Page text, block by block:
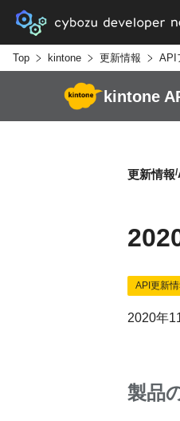
Top kintone 更新情報 API
kintone
更新情報
API更新
2020年
製品